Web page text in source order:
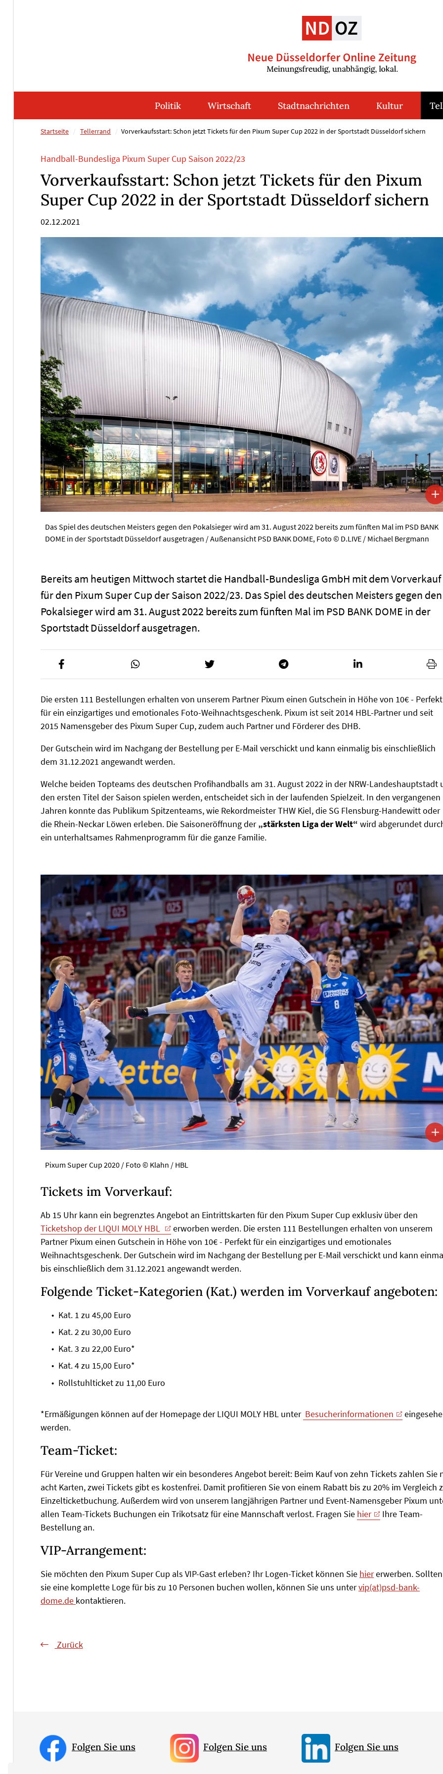
Politik Wirtschaft Stadtnachrichten Kultur
Startseite Tellerrand Vorverkaufsstart: Schon jetzt Tickets für den Pixum Super Cup 2022 in der Sportstadt Düsseldorf sichern
Handball-Bundesliga Pixum Super Cup Saison 2022/23
Vorverkaufsstart: Schon jetzt Tickets für den Pixum
Super Cup 2022 in der Sportstadt Düsseldorf sichern
02.12.2021
Das Spiel des deutschen Meisters gegen den Pokalsieger wird am 31. August 2022 bereits zum fünften Mal im PSD BANK
DOME in der Sportstadt Düsseldorf ausgetragen / Außenansicht PSD BANK DOME, Foto © D.LIVE / Michael Bergmann
Bereits am heutigen Mittwoch startet die Handball-Bundesliga GmbH mit dem Vorverkauf
für den Pixum Super Cup der Saison 2022/23. Das Spiel des deutschen Meisters gegen den
Pokalsieger wird am 31. August 2022 bereits zum fünften Mal im PSD BANK DOME in der
Sportstadt Düsseldorf ausgetragen.
Die ersten 111 Bestellungen erhalten von unserem Partner Pixum einen Gutschein in Höhe von 10€ - Perfekt
für ein einzigartiges und emotionales Foto-Weihnachtsgeschenk. Pixum ist seit 2014 HBL-Partner und seit
2015 Namensgeber des Pixum Super Cup, zudem auch Partner und Förderer des DHB.
Der Gutschein wird im Nachgang der Bestellung per E-Mail verschickt und kann einmalig bis einschließlich
dem 31.12.2021 angewandt werden.
Welche beiden Topteams des deutschen Profihandballs am 31. August 2022 in der NRW-Landeshauptstadt
den ersten Titel der Saison spielen werden, entscheidet sich in der laufenden Spielzeit. In den vergangenen
Jahren konnte das Publikum Spitzenteams, wie Rekordmeister THW Kiel, die SG Flensburg-Handewitt oder
die Rhein-Neckar Löwen erleben. Die Saisoneröffnung der„stärksten Liga der Welt“ wird abgerundet
ein unterhaltsames Rahmenprogramm für die ganze Familie.
Pixum Super Cup 2020 / Foto © Klahn / HBL
Tickets im Vorverkauf:
Ab 15 Uhr kann ein begrenztes Angebot an Eintrittskarten für den Pixum Super Cup exklusiv über den
Ticketshop der LIQUI MOLY HBL
erworben werden. Die ersten 111 Bestellungen erhalten von unserem
Partner Pixum einen Gutschein in Höhe von 10€ - Perfekt für ein einzigartiges und emotionales
Weihnachtsgeschenk. Der Gutschein wird im Nachgang der Bestellung per E-Mail verschickt und kann
bis einschließlich dem 31.12.2021 angewandt werden.
Folgende Ticket-Kategorien (Kat.) werden im Vorverkauf angeboten:
Kat. 1 zu 45,00 Euro
Kat. 2 zu 30,00 Euro
Kat. 3 zu 22,00 Euro*
Kat. 4 zu 15,00 Euro*
Rollstuhlticket zu 11,00 Euro
*Ermäßigungen können auf der Homepage der LIQUI MOLY HBL unter Besucherinformationen
werden.
Team-Ticket:
Für Vereine und Gruppen halten wir ein besonderes Angebot bereit: Beim Kauf von zehn Tickets zahlen Sie
acht Karten, zwei Tickets gibt es kostenfrei. Damit profitieren Sie von einem Rabatt bis zu 20% im Vergleich
Einzelticketbuchung. Außerdem wird von unserem langjährigen Partner und Event-Namensgeber Pixum
allen Team-Tickets Buchungen ein Trikotsatz für eine Mannschaft verlost. Fragen Sie hier
Ihre Team-
Bestellung an.
VIP-Arrangement:
Sie möchten den Pixum Super Cup als VIP-Gast erleben? Ihr Logen-Ticket können Sie hiererwerben. Sollten
sie eine komplette Loge für bis zu 10 Personen buchen wollen, können Sie uns untervip(at)psd-bank-
dome.de kontaktieren.
Zurück
Folgen Sie uns Folgen Sie uns Folgen Sie uns